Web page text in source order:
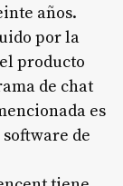
años.
por la
producto
de chat
es
de